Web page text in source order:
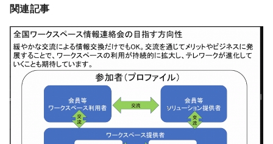
関連記事